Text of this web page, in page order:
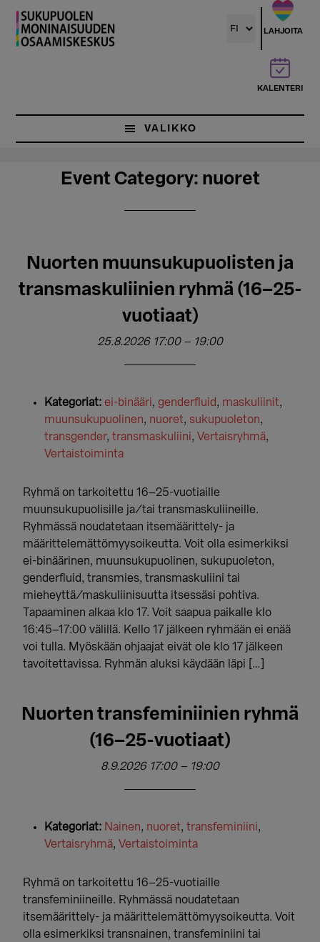
Hyppää
pääsisältöön
LAHJOITA
KALENTERI
VALIKKO
Event Category: nuoret
Nuorten muunsukupuolisten ja
transmaskuliinien ryhmä (16–25-
vuotiaat)
25.8.2026 17:00– 19:00
Kategoriat: ei-binääri, genderfluid, maskuliinit,
muunsukupuolinen, nuoret, sukupuoleton,
transgender,transmaskuliini,Vertaisryhmä,
Vertaistoiminta
Ryhmä on tarkoitettu 16–25-vuotiaille
muunsukupuolisille ja/tai transmaskuliineille.
Ryhmässä noudatetaan itsemäärittely- ja
määrittelemättömyysoikeutta. Voit olla esimerkiksi
ei-binäärinen, muunsukupuolinen, sukupuoleton,
genderfluid, transmies, transmaskuliini tai
mieheyttä/maskuliinisuutta itsessäsi pohtiva.
Tapaaminen alkaa klo 17. Voit saapua paikalle klo
16:45–17:00 välillä. Kello 17 jälkeen ryhmään ei enää
voi tulla. Myöskään ohjaajat eivät ole klo 17 jälkeen
tavoitettavissa. Ryhmän aluksi käydään läpi […]
Nuorten transfeminiinien ryhmä
(16–25-vuotiaat)
8.9.2026 17:00– 19:00
Kategoriat: Nainen, nuoret,transfeminiini,
Vertaisryhmä,Vertaistoiminta
Ryhmä on tarkoitettu 16–25-vuotiaille
transfeminiineille. Ryhmässä noudatetaan
itsemäärittely- ja määrittelemättömyysoikeutta. Voit
olla esimerkiksi transnainen, transfeminiini tai